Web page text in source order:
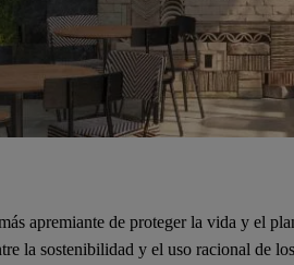
apremiante de proteger la vida y el
la sostenibilidad y el uso racional de